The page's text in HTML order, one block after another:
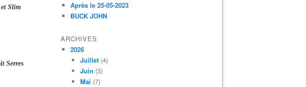
et Slim
Serres
Après le 25-05-2023
BUCK JOHN
ARCHIVES
2026
Juillet (4)
Juin (3)
Mai (7)